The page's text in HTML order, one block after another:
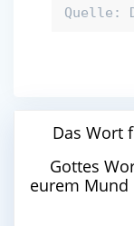
Quelle:
Das Wort
Gottes
eurem Mund